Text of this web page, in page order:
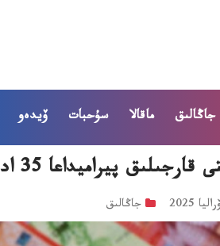
جاڭالىق ماقالا سۇحبات ۆيدەو
پيراميداعا 35 ادامدى تارتقان
جاڭالىق